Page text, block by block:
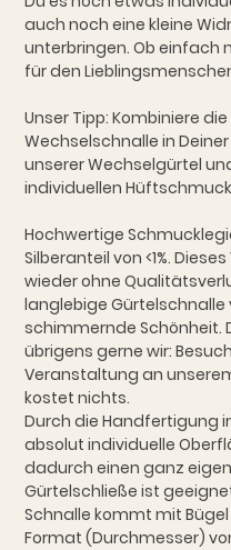
auch noch eine kleine
unterbringen. Ob einfach
für den
Unser Tipp: Kombiniere die
Wechselschnalle in
unserer Wechselgürtel
individuellen
Hochwertige
Silberanteil von <1%.
wieder ohne
langlebige Gürtelschnalle
schimmernde Schönheit.
übrigens gerne wir:
Veranstaltung an
kostet nichts.
Durch die Handfertigung
absolut individuelle
dadurch einen ganz
Gürtelschließe ist
Schnalle kommt mit
Format (Durchmesser)